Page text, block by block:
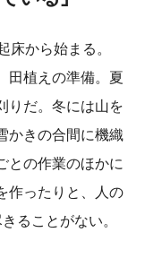
床から始まる。
田植えの準備。夏
りだ。冬には山を
かきの合間に機織
との作業のほかに
作ったりと、人の
ることがない。